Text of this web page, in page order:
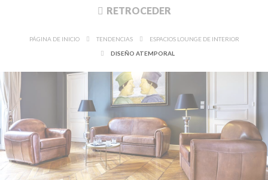
RETROCEDER
PÁGINA DE INICIO TENDENCIAS
ESPACIOS LOUNGE DE INTERIOR
DISEÑO ATEMPORAL